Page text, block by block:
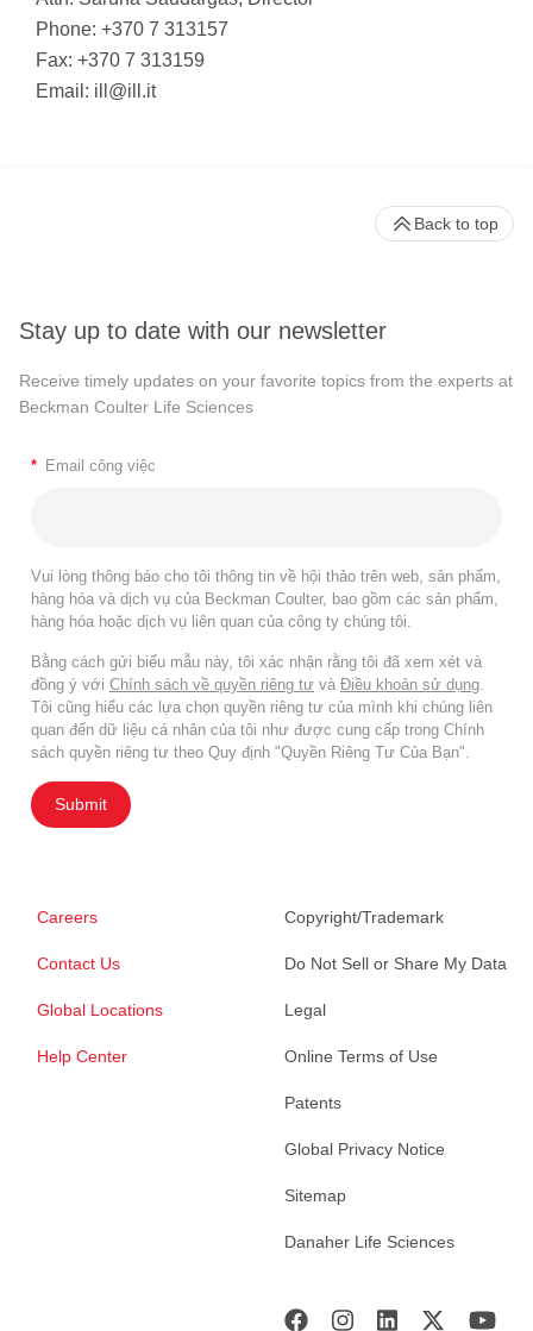
Phone: +370 7 313157
Fax: +370 7 313159
Email: ill@ill.it
Stay up to date with our newsletter
Receive timely updates on your favorite topics from the experts at
Beckman Coulter Life Sciences
* Email công việc
Vui lòng thông báo cho tôi thông tin về hội thảo trên web, sản phẩm,
hàng hóa và dịch vụ của Beckman Coulter, bao gồm các sản phẩm,
hàng hóa hoặc dịch vụ liên quan của công ty chúng tôi.
Bằng cách gửi biểu mẫu này, tôi xác nhận rằng tôi đã xem xét và
đồng ý với Chính sách về quyền riêng tư và Điều khoản sử dụng
Tôi cũng hiểu các lựa chọn quyền riêng tư của mình khi chúng liên
quan đến dữ liệu cá nhân của tôi như được cung cấp trong Chính
sách quyền riêng tư theo Quy định "Quyền Riêng Tư Của Bạn".
Submit
Careers
Contact Us
Global Locations
Help Center
Copyright/Trademark
Do Not Sell or Share My Data
Legal
Online Terms of Use
Patents
Global Privacy Notice
Sitemap
Danaher Life Sciences
Back to top